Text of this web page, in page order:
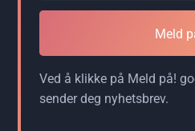
Meld
Ved å klikke på Meld på!
sender deg nyhetsbrev.